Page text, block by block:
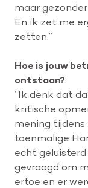
maar
En ik zet me
zetten.”
Hoe is jouw
ontstaan?
“Ik denk dat
kritische
mening tijdens
toenmalige
echt
gevraagd om
ertoe en er